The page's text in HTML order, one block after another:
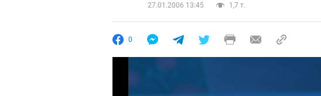
27.01.2006 13:45
1,7 т.
0